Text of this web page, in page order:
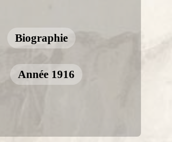
Biographie
Année 1916